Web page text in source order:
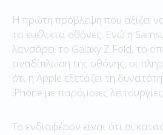
Η πρώτη πρόβλεψη που αξίζει
τα ευέλικτα οθόνες. Ενώ η
λανσάρει το Galaxy Z Fold, το
αναδίπλωση της οθόνης, οι
ότι η Apple εξετάζει τη
iPhone με παρόμοιες
Το ενδιαφέρον είναι ότι οι